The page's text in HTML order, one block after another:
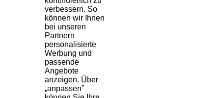
verbessern. So
können wir Ihnen
bei unseren
Partnern
personalisierte
Werbung und
passende
Angebote
anzeigen. Über
„anpassen”